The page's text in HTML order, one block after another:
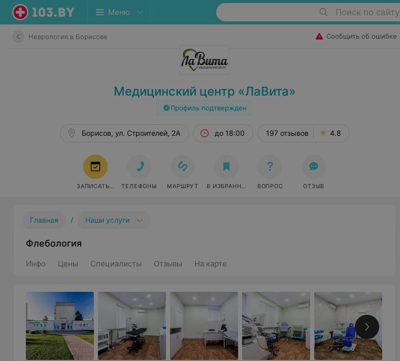
Меню Поиск по сайту
Неврология в Борисове Сообщить об ошибке
Медицинский центр «ЛаВита»
Профиль подтвержден
Борисов, ул. Строителей, 2А до 18:00 197 отзывов 4.8
ЗАПИСАТЬСЯ ТЕЛЕФОНЫ МАРШРУТ В ИЗБРАННОЕ ВОПРОС ОТЗЫВ
Главная / Наши услуги
Флебология
Инфо Цены Специалисты Отзывы На карте